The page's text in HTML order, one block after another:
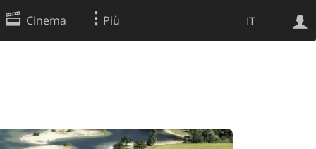
IT
Cinema Più